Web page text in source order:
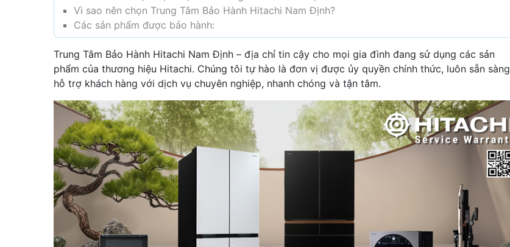
Vì sao nên chọn Trung Tâm Bảo Hành Hitachi Nam Định?
Các sản phẩm được bảo hành:
Trung Tâm Bảo Hành Hitachi Nam Định – địa chỉ tin cậy cho mọi gia đình đang sử dụng các sản
phẩm của thương hiệu Hitachi. Chúng tôi tự hào là đơn vị được ủy quyền chính thức, luôn sẵn sàng
hỗ trợ khách hàng với dịch vụ chuyên nghiệp, nhanh chóng và tận tâm.